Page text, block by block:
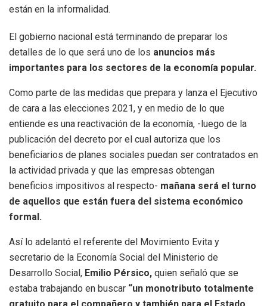
están en la informalidad.
El gobierno nacional está terminando de preparar los
detalles de lo que será uno de los anuncios más
importantes para los sectores de la economía popular.
Como parte de las medidas que prepara y lanza el Ejecutivo
de cara a las elecciones 2021, y en medio de lo que
entiende es una reactivación de la economía, -luego de la
publicación del decreto por el cual autoriza que los
beneficiarios de planes sociales puedan ser contratados en
la actividad privada y que las empresas obtengan
beneficios impositivos al respecto- mañana será el turno
de aquellos que están fuera del sistema económico
formal.
Así lo adelantó el referente del Movimiento Evita y
secretario de la Economía Social del Ministerio de
Desarrollo Social, Emilio Pérsico, quien señaló que se
estaba trabajando en buscar “un monotributo totalmente